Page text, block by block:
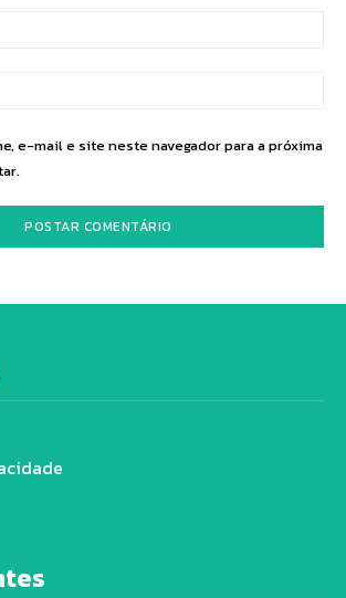
e-mail e site neste navegador para a próxima